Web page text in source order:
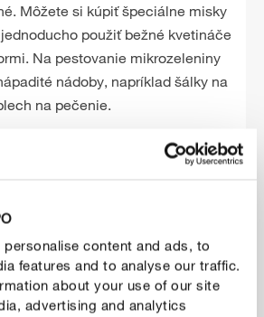
content and ads, to
features and to analyse our traffic.
about your use of our site
advertising and analytics
Môžete si kúpiť špeciálne misky
použiť bežné kvetináče
Na pestovanie mikrozeleniny
nádoby, napríklad šálky na
na pečenie.